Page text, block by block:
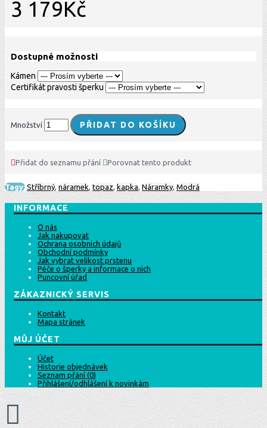
3 179Kč
Dostupné možnosti
Kámen
Certifikát pravosti šperku
Množství PŘIDAT DO KOŠÍKU
Přidat do seznamu přání Porovnat tento produkt
Tagy: Stříbrný, náramek, topaz, kapka, Náramky, Modrá
INFORMACE
O nás
Jak nakupovat
Ochrana osobních údajů
Obchodní podmínky
Jak vybrat velikost prstenu
Péče o šperky a informace o nich
Puncovní úřad
ZÁKAZNICKÝ SERVIS
Kontakt
Mapa stránek
MŮJ ÚČET
Účet
Historie objednávek
Seznam přání (0)
Přihlášení/odhlášení k novinkám